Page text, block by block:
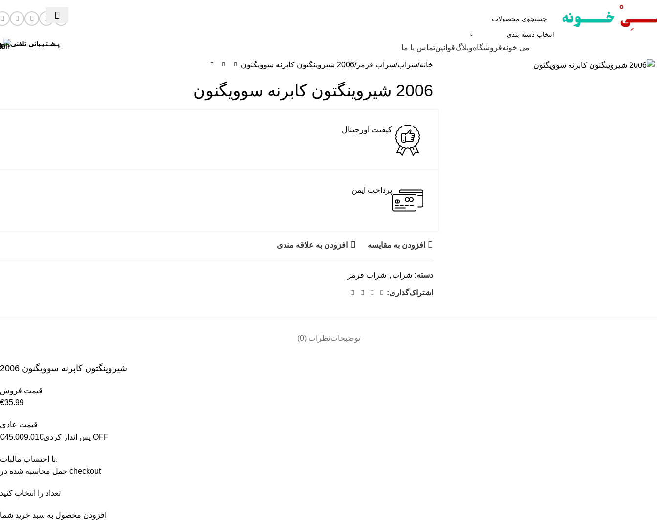
انتخاب دسته بندی
می خونهفروشگاهوبلاگقوانینتماس با ما
پـشـتـیـبانی تلفنی
خانه شراب شراب قرمز 2006 شیروینگتون کابرنه سوویگنون
2006 شیروینگتون کابرنه سوویگنون
کیفیت اورجینال
پرداخت ایمن
افزودن به مقایسه افزودن به علاقه مندی
دسته: شراب , شراب قرمز
اشتراک‌گذاری:
توضیحاتنظرات (0)
2006 شیروینگتون کابرنه سوویگنون
قیمت فروش
€35.99
قیمت عادی
€45.00
پس انداز کردی€9.01 OFF
با احتساب مالیات.
حمل محاسبه شده در checkout
تعداد را انتخاب کنید
افزودن محصول به سبد خرید شما